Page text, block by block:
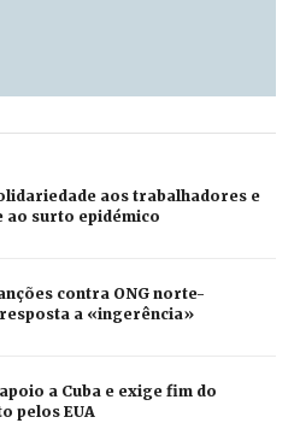
aos trabalhadores e
ao surto epidémico
contra ONG norte-
a «ingerência»
a Cuba e exige fim do
pelos EUA